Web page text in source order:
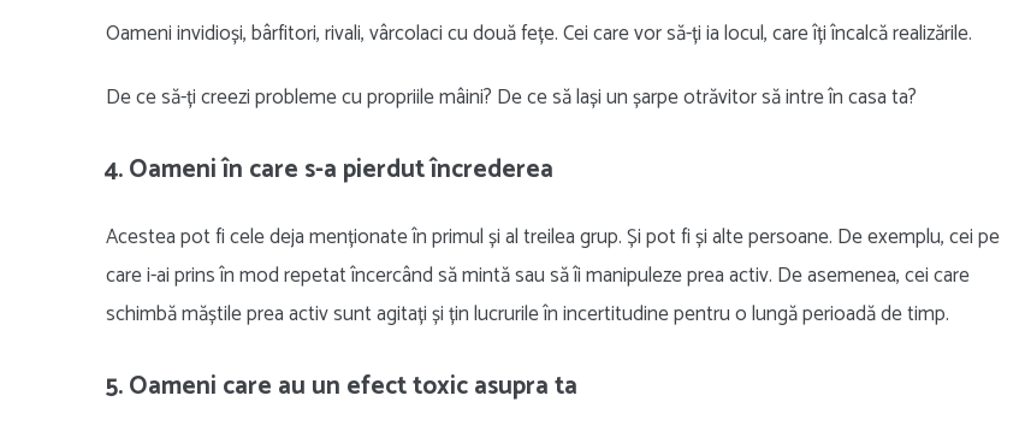
Oameni invidioși, bârfitori, rivali, vârcolaci cu două fețe. Cei care vor să-ți ia locul, care îți încalcă realizările.
De ce să-ți creezi probleme cu propriile mâini? De ce să lași un șarpe otrăvitor să intre în casa ta?
4. Oameni în care s-a pierdut încrederea
Acestea pot fi cele deja menționate în primul și al treilea grup. Și pot fi și alte persoane. De exemplu, cei pe
care i-ai prins în mod repetat încercând să mintă sau să îi manipuleze prea activ. De asemenea, cei care
schimbă măștile prea activ sunt agitați și țin lucrurile în incertitudine pentru o lungă perioadă de timp.
5. Oameni care au un efect toxic asupra ta